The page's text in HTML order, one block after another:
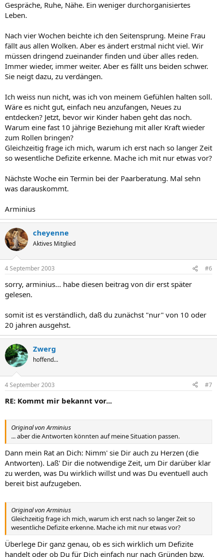
Gespräche, Ruhe, Nähe. Ein weniger durchorganisiertes
Leben.
Nach vier Wochen beichte ich den Seitensprung. Meine Frau
fällt aus allen Wolken. Aber es ändert erstmal nicht viel. Wir
müssen dringend zueinander finden und über alles reden.
Immer wieder, immer weiter. Aber es fällt uns beiden schwer.
Sie neigt dazu, zu verdängen.
Ich weiss nun nicht, was ich von meinem Gefühlen halten soll.
Wäre es nicht gut, einfach neu anzufangen, Neues zu
entdecken? Jetzt, bevor wir Kinder haben geht das noch.
Warum eine fast 10 jährige Beziehung mit aller Kraft wieder
zum Rollen bringen?
Gleichzeitig frage ich mich, warum ich erst nach so langer Zeit
so wesentliche Defizite erkenne. Mache ich mit nur etwas vor?
Nächste Woche ein Termin bei der Paarberatung. Mal sehn
was darauskommt.
Arminius
cheyenne
Aktives Mitglied
4 September 2003 #6
sorry, arminius... habe diesen beitrag von dir erst später
gelesen.
somit ist es verständlich, daß du zunächst "nur" von 10 oder
20 jahren ausgehst.
Zwerg
hoffend...
4 September 2003 #7
RE: Kommt mir bekannt vor...
Original von Arminius
... aber die Antworten könnten auf meine Situation passen.
Dann mein Rat an Dich: Nimm' sie Dir auch zu Herzen (die
Antworten). Laß' Dir die notwendige Zeit, um Dir darüber klar
zu werden, was Du wirklich willst und was Du eventuell auch
bereit bist aufzugeben.
Original von Arminius
Gleichzeitig frage ich mich, warum ich erst nach so langer Zeit so
wesentliche Defizite erkenne. Mache ich mit nur etwas vor?
Überlege Dir ganz genau, ob es sich wirklich um Defizite
handelt oder ob Du für Dich einfach nur nach Gründen bzw.